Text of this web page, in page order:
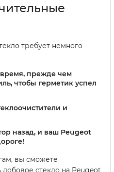
требует немного
прежде чем
чтобы герметик успел
и
назад, и ваш Peugeot
вы сможете